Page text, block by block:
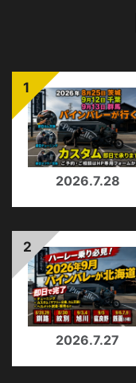
2026.7.28
2026.7.27